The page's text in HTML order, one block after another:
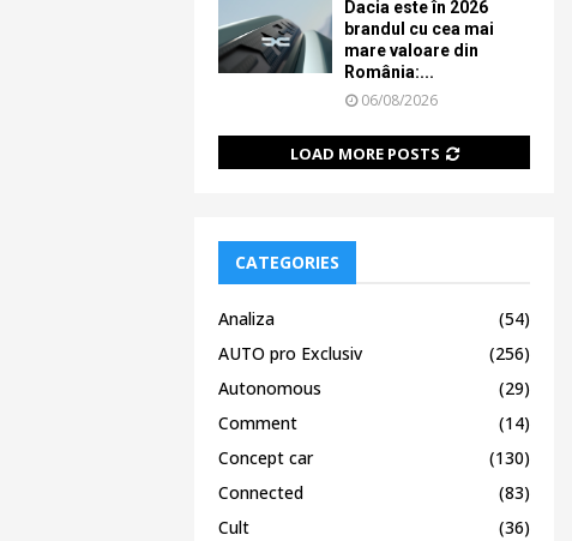
Dacia este în 2026
brandul cu cea mai
mare valoare din
România:...
06/08/2026
LOAD MORE POSTS
CATEGORIES
Analiza
(54)
AUTO pro Exclusiv
(256)
Autonomous
(29)
Comment
(14)
Concept car
(130)
Connected
(83)
Cult
(36)